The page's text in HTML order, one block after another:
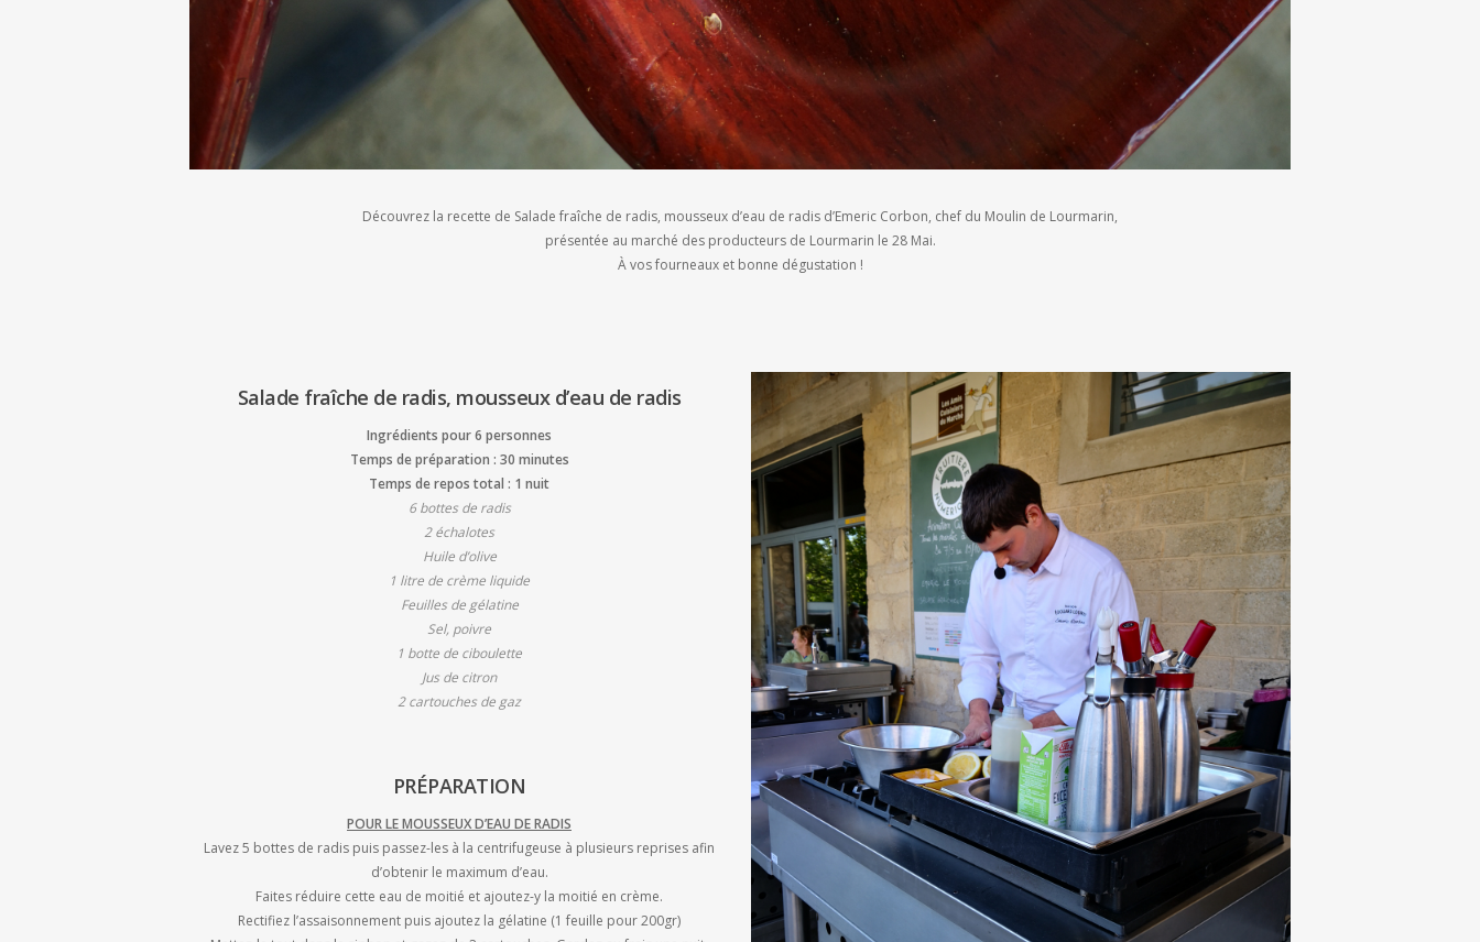
Découvrez la recette de Salade fraîche de radis, mousseux d’eau de radis d’Emeric Corbon, chef du Moulin de Lourmarin,
présentée au marché des producteurs de Lourmarin le 28 Mai.
À vos fourneaux et bonne dégustation !
Salade fraîche de radis, mousseux d’eau de radis
Ingrédients pour 6 personnes
Temps de préparation : 30 minutes
Temps de repos total : 1 nuit
6 bottes de radis
2 échalotes
Huile d’olive
1 litre de crème liquide
Feuilles de gélatine
Sel, poivre
1 botte de ciboulette
Jus de citron
2 cartouches de gaz
PRÉPARATION
POUR LE MOUSSEUX D’EAU DE RADIS
Lavez 5 bottes de radis puis passez-les à la centrifugeuse à plusieurs reprises afin
d’obtenir le maximum d’eau.
Faites réduire cette eau de moitié et ajoutez-y la moitié en crème.
Rectifiez l’assaisonnement puis ajoutez la gélatine (1 feuille pour 200gr)